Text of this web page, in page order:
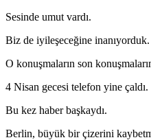
Sesinde umut vardı.
Biz de iyileşeceğine inanıyorduk.
O konuşmaların son
4 Nisan gecesi telefon yine çaldı.
Bu kez haber başkaydı.
Berlin, büyük bir çizerini